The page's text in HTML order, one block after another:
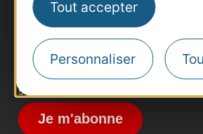
Tout accepter
Personnaliser
Voyagistes
Destination Sport
Inscrivez-vous à la lettre
Destination Occitanie pour
suggestions de séjours, de visites
Je m'abonne